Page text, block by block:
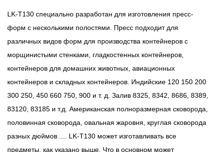
LK-T130 специально разработан для изготовления пресс-
форм с несколькими полостями. Пресс подходит для
различных видов форм для производства контейнеров с
морщинистыми стенками, гладкостенных контейнеров,
контейнеров для домашних животных, авиационных
контейнеров и складных контейнеров. Индийские 120 150 200
300 250, 450 660 750, 900 и т. д. Залив 8325, 8342, 8686, 8389,
83120, 83185 и т.д. Американская полноразмерная сковорода,
половинная сковорода, овальная жаровня, круглая сковорода
разных дюймов .... LK-T130 может изготавливать все
предметы, как указано выше. Что в основном может